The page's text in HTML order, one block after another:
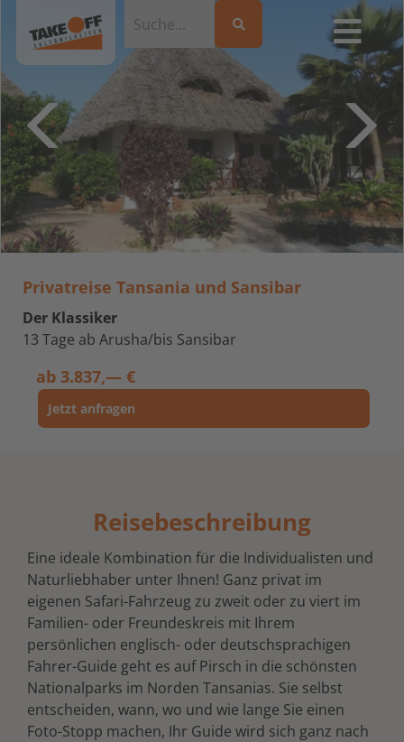
Privatreise Tansania und Sansibar
Der Klassiker
13 Tage ab Arusha/bis Sansibar
ab 3.837,— €
Jetzt anfragen
Reisebeschreibung
Eine ideale Kombination für die Individualisten und
Naturliebhaber unter Ihnen! Ganz privat im
eigenen Safari-Fahrzeug zu zweit oder zu viert im
Familien- oder Freundeskreis mit Ihrem
persönlichen englisch- oder deutschsprachigen
Fahrer-Guide geht es auf Pirsch in die schönsten
Nationalparks im Norden Tansanias. Sie selbst
entscheiden, wann, wo und wie lange Sie einen
Foto-Stopp machen, Ihr Guide wird sich ganz nach